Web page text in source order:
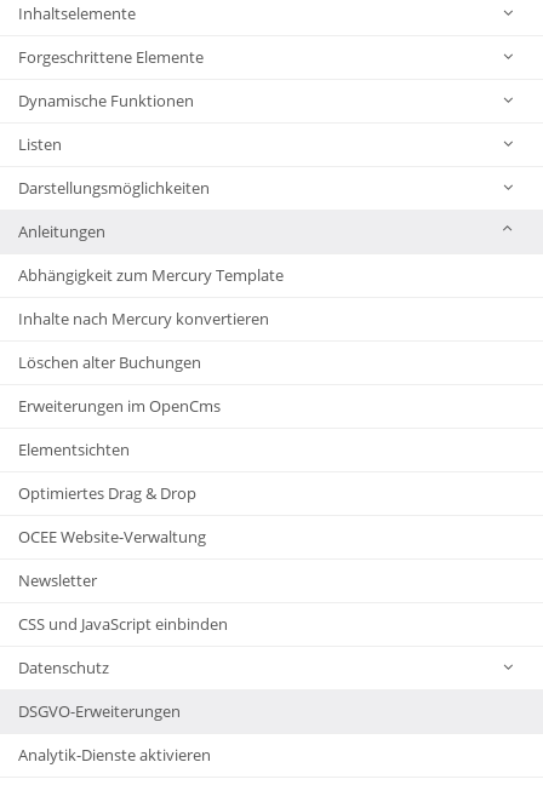
Inhaltselemente
Forgeschrittene Elemente
Dynamische Funktionen
Listen
Darstellungsmöglichkeiten
Anleitungen
Abhängigkeit zum Mercury Template
Inhalte nach Mercury konvertieren
Löschen alter Buchungen
Erweiterungen im OpenCms
Elementsichten
Optimiertes Drag & Drop
OCEE Website-Verwaltung
Newsletter
CSS und JavaScript einbinden
Datenschutz
DSGVO-Erweiterungen
Analytik-Dienste aktivieren